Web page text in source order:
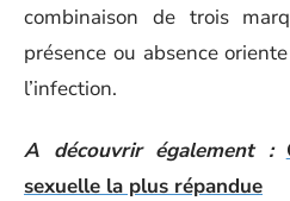
combinaison de trois
présence ou absence
l’infection.
A découvrir également :
sexuelle la plus répandue